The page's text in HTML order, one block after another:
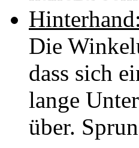
Hinterhand:
Die
dass sich
lange
über.